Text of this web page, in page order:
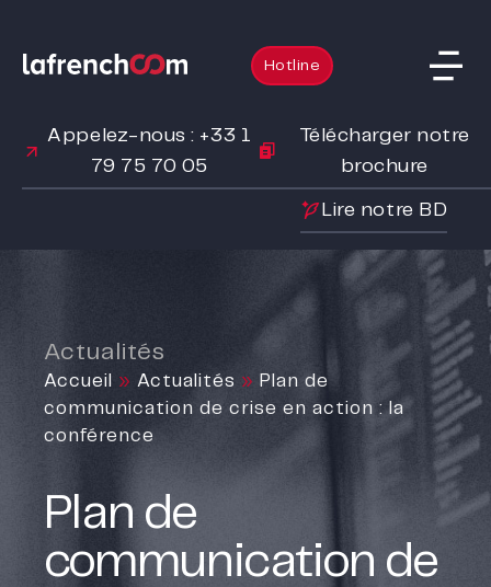
Hotline
Appelez-nous : +33 1
79 75 70 05
Télécharger notre
brochure
Lire notre BD
Actualités
Accueil » Actualités » Plan de
communication de crise en action : la
conférence
Plan de
communication de